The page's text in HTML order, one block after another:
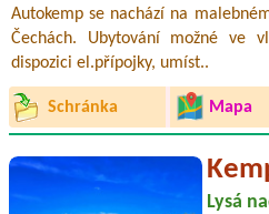
Autokemp se nachází na
Čechách. Ubytování možné ve
dispozici el.přípojky, umíst..
Schránka Mapa
Lysá